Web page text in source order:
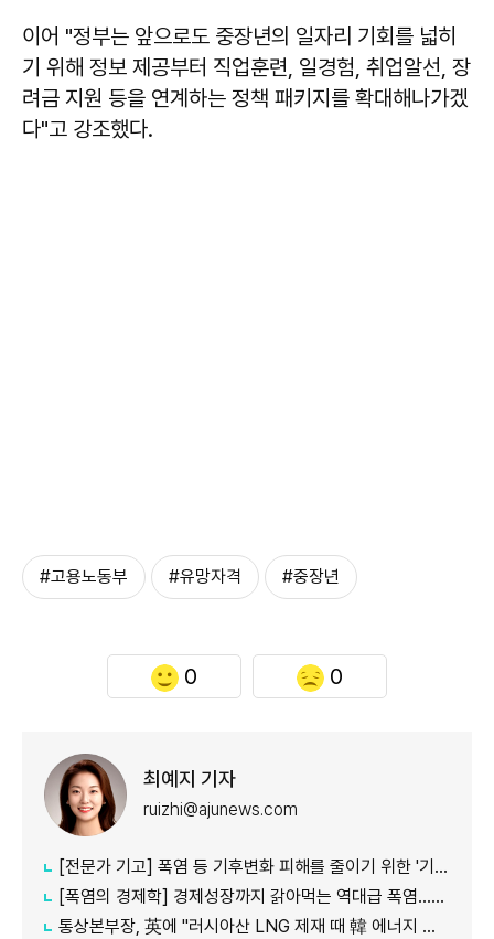
이어 "정부는 앞으로도 중장년의 일자리 기회를 넓히
기 위해 정보 제공부터 직업훈련, 일경험, 취업알선, 장
려금 지원 등을 연계하는 정책 패키지를 확대해나가겠
다"고 강조했다.
#고용노동부 #유망자격 #중장년
0 0
최예지 기자
ruizhi@ajunews.com
[전문가 기고] 폭염 등 기후변화 피해를 줄이기 위한 '기후감사'의 필요성
[폭염의 경제학] 경제성장까지 갉아먹는 역대급 폭염…李대통령 "국가적 기후 재난"
통상본부장, 英에 "러시아산 LNG 제재 때 韓 에너지 안보 고려해야"